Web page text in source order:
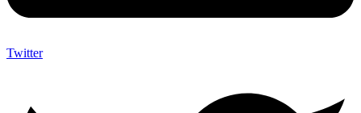
Twitter